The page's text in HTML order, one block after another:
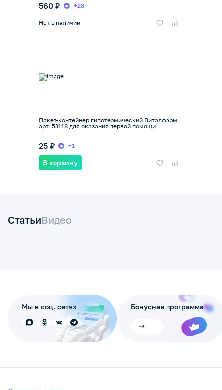
560 ₽ +28
Нет в наличии
Пакет-контейнер гипотермический Виталфарм
арт. 53118 для оказания первой помощи
25 ₽ +1
В корзину
СтатьиВидео
Мы в соц. сетях Бонусная программа